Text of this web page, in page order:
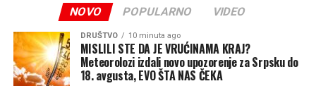
utvrđivanja svih okolnosti događaja”, navode u
tužilaštvu.
NOVO POPULARNO VIDEO
DRUŠTVO 10 minuta ago
MISLILI STE DA JE VRUĆINAMA KRAJ?
Meteorolozi izdali novo upozorenje za Srpsku do
18. avgusta, EVO ŠTA NAS ČEKA